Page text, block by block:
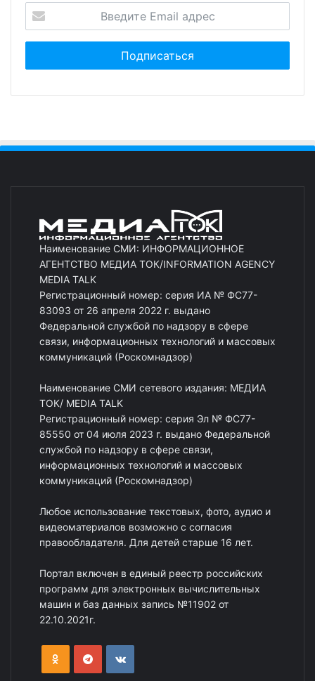
Наименование СМИ: ИНФОРМАЦИОННОЕ
АГЕНТСТВО МЕДИА ТОК/INFORMATION AGENCY
MEDIA TALK
Регистрационный номер: серия ИА № ФС77-
83093 от 26 апреля 2022 г. выдано
Федеральной службой по надзору в сфере
связи, информационных технологий и массовых
коммуникаций (Роскомнадзор)
Наименование СМИ сетевого издания: МЕДИА
ТОК/ MEDIA TALK
Регистрационный номер: серия Эл № ФС77-
85550 от 04 июля 2023 г. выдано Федеральной
службой по надзору в сфере связи,
информационных технологий и массовых
коммуникаций (Роскомнадзор)
Любое использование текстовых, фото, аудио и
видеоматериалов возможно с согласия
правообладателя. Для детей старше 16 лет.
Портал включен в единый реестр российских
программ для электронных вычислительных
машин и баз данных запись №11902 от
22.10.2021г.